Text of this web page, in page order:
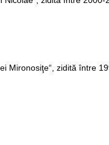
Mironosiţe“, zidită între